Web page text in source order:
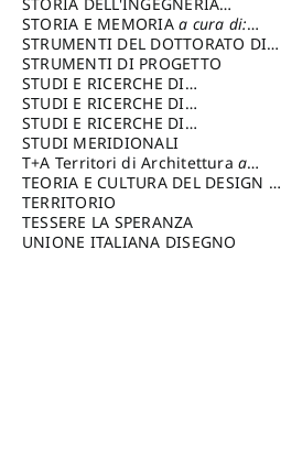
STRUTTURALE IN ITALIAa cura di:
Poretti Sergio
STORIA E MEMORIAa cura di:
Rossi Lauro
STRUMENTI DEL DOTTORATO DI
RICERCA IN RILIEVO E
RAPPRESENTAZIONE
DELL’ARCHITETTURA E
DELL’AMBIENTEa cura di: Migliari
Riccardo
STRUMENTI DI PROGETTO
STUDI E RICERCHE DI
ARCHEOLOGIA IN SICILIA
di: Pelagatti Paola
STUDI E RICERCHE DI
ARCHITETTURA del Dipartimento
di Architettura Università degli
Studi G. d' Annunzio
STUDI E RICERCHE DI
ARCHITETTURA del Dipartimento
di Architettura Università degli
Studi G. d' Annunzio, Chieti-
Pescaraa cura di: Fusero Paolo
STUDI MERIDIONALI
T+A Territori di Architetturaa
cura di: Ramazzotti Luigi
TEORIA E CULTURA DEL DESIGN a
cura di: Furlanis Giuseppe
TERRITORIO
TESSERE LA SPERANZA
UNIONE ITALIANA DISEGNO